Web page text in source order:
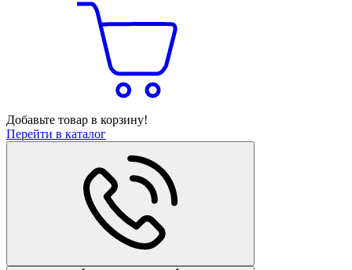
Добавьте товар в корзину!
Перейти в каталог